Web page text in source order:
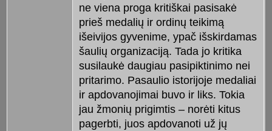
ne viena proga kritiškai pasisakė
prieš medalių ir ordinų teikimą
išeivijos gyvenime, ypač išskirdamas
šaulių organizaciją. Tada jo kritika
susilaukė daugiau pasipiktinimo nei
pritarimo. Pasaulio istorijoje medaliai
ir apdovanojimai buvo ir liks. Tokia
jau žmonių prigimtis – norėti kitus
pagerbti, juos apdovanoti už jų